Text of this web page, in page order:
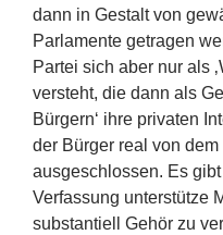
dann in Gestalt von
Parlamente getragen
Partei sich aber nur als
versteht, die dann als
Bürgern‘ ihre privaten
der Bürger real von
ausgeschlossen. Es
Verfassung unterstütze
substantiell Gehör zu